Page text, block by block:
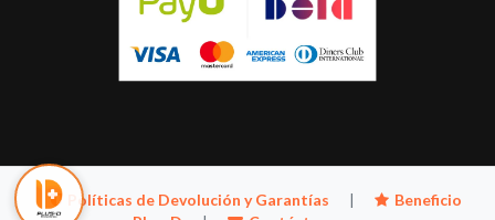
Políticas de Devolución y Garantías |
Beneficio